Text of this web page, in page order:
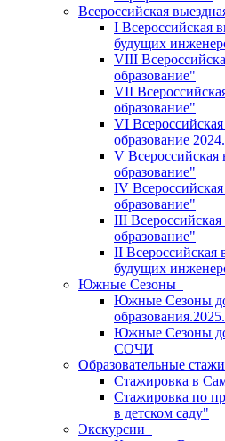
Всероссийская
I Всероссийская
будущих
VIII
образование"
VII
образование"
VI
образование
V Всероссийская
образование"
IV
образование"
III
образование"
II Всероссийская
будущих
Южные Сезоны
Южные Сезоны
Южные Сезоны
СОЧИ
Образовательные
Стажировка в
Стажировка по
в детском саду"
Экскурсии